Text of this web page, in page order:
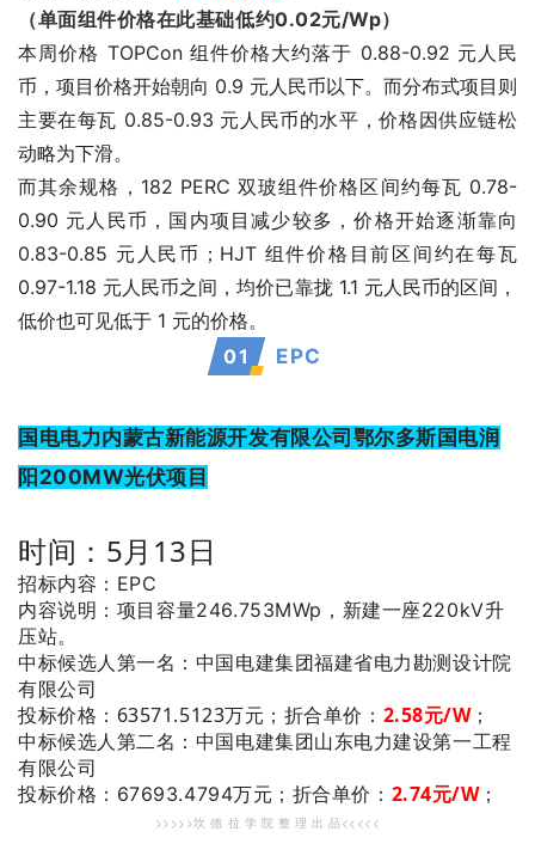
（单面组件价格在此基础低约0.02元/Wp）
本周价格 TOPCon 组件价格大约落于 0.88-0.92 元人民
币，项目价格开始朝向 0.9 元人民币以下。而分布式项目则
主要在每瓦 0.85-0.93 元人民币的水平，价格因供应链松
动略为下滑。
而其余规格，182 PERC 双玻组件价格区间约每瓦 0.78-
0.90 元人民币，国内项目减少较多，价格开始逐渐靠向
0.83-0.85 元人民币；HJT 组件价格目前区间约在每瓦
0.97-1.18 元人民币之间，均价已靠拢 1.1 元人民币的区间，
低价也可见低于 1 元的价格。
01 EPC
国电电力内蒙古新能源开发有限公司鄂尔多斯国电润
阳200MW光伏项目
时间：5月13日
招标内容：EPC
内容说明：项目容量246.753MWp，新建一座220kV升
压站。
中标候选人第一名 ：中国电建集团福建省电力勘测设计院
有限公司
投标价格：63571.5123万元； 折合单价： 2.58元/W；
中标候选人第二名 ： 中国电建集团山东电力建设第一工程
有限公司
投标价格：67693.4794万元； 折合单价： 2.74元/W；
>>>>>坎 德 拉 学 院 整 理 出 品<<<<<